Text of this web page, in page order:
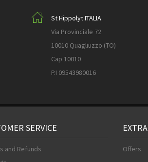
St Hippolyt ITALIA
Via Provinciale 72
10010 Quagliuzzo (TO)
Cap 10010
P.I 09543980016
SERVICE
and Refunds
EXTRA
Offers